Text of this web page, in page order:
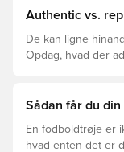
Authentic vs.
De kan ligne
Opdag, hvad der
Sådan får du
En fodboldtrøje er
hvad enten det er